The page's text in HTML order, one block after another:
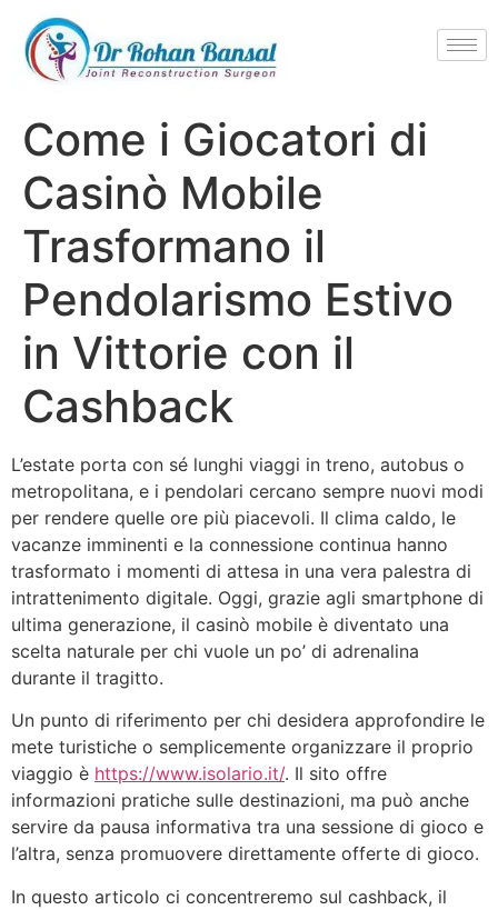
Come i Giocatori di
Casinò Mobile
Trasformano il
Pendolarismo Estivo
in Vittorie con il
Cashback
L’estate porta con sé lunghi viaggi in treno, autobus o
metropolitana, e i pendolari cercano sempre nuovi modi
per rendere quelle ore più piacevoli. Il clima caldo, le
vacanze imminenti e la connessione continua hanno
trasformato i momenti di attesa in una vera palestra di
intrattenimento digitale. Oggi, grazie agli smartphone di
ultima generazione, il casinò mobile è diventato una
scelta naturale per chi vuole un po’ di adrenalina
durante il tragitto.
Un punto di riferimento per chi desidera approfondire le
mete turistiche o semplicemente organizzare il proprio
viaggio è https://www.isolario.it/. Il sito offre
informazioni pratiche sulle destinazioni, ma può anche
servire da pausa informativa tra una sessione di gioco e
l’altra, senza promuovere direttamente offerte di gioco.
In questo articolo ci concentreremo sul cashback, il